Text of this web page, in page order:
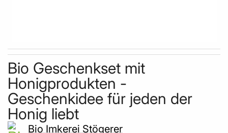
Skip to the beginning of the images gallery
Bio Geschenkset mit
Honigprodukten -
Geschenkidee für jeden der
Honig liebt
Bio Imkerei Stögerer